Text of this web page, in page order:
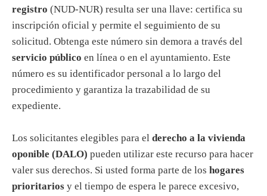
registro (NUD-NUR) resulta ser una llave: certifica su
inscripción oficial y permite el seguimiento de su
solicitud. Obtenga este número sin demora a través del
servicio público en línea o en el ayuntamiento. Este
número es su identificador personal a lo largo del
procedimiento y garantiza la trazabilidad de su
expediente.
Los solicitantes elegibles para el derecho a la vivienda
oponible (DALO) pueden utilizar este recurso para hacer
valer sus derechos. Si usted forma parte de los hogares
prioritarios y el tiempo de espera le parece excesivo,